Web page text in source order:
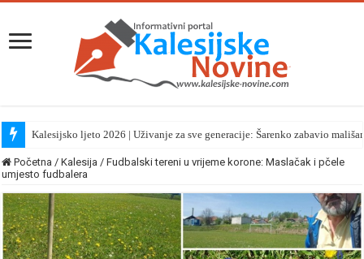
Kalesijsko ljeto 2026 | Uživanje za sve generacije: Šarenko zabavio
Početna / Kalesija / Fudbalski tereni u vrijeme korone: Maslačak i pčele
umjesto fudbalera